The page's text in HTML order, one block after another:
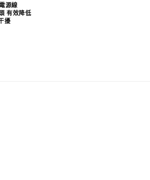
源線
有效降低
擾